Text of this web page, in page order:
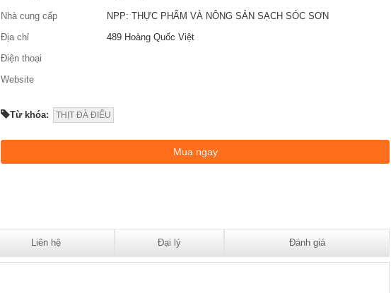
Nhà cung cấp
NPP: THỰC PHẨM VÀ NÔNG SẢN SẠCH SÓC SƠN
Địa chỉ
489 Hoàng Quốc Việt
Điện thoại
Website
Từ khóa: THỊT ĐÀ ĐIỂU
Liên hệ Đại lý Đánh giá